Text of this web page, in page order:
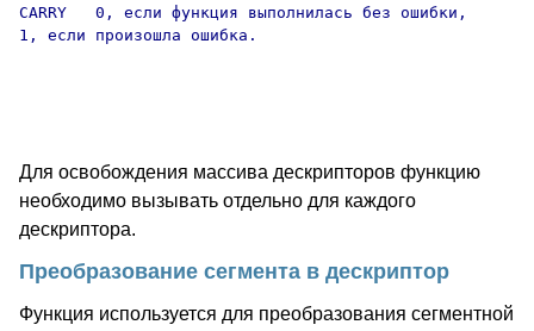
CARRY   0, если функция выполнилась без ошибки,
1, если произошла ошибка.
Для освобождения массива дескрипторов функцию
необходимо вызывать отдельно для каждого
дескриптора.
Преобразование сегмента в дескриптор
Функция используется для преобразования сегментной